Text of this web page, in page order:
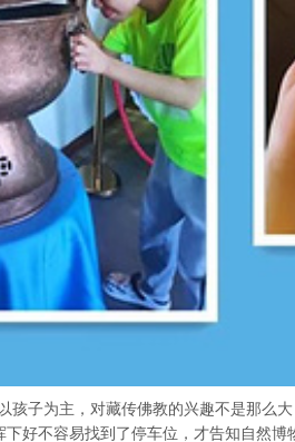
孩子为主，对藏传佛教的兴趣不是那么
好不容易找到了停车位，才告知自然博